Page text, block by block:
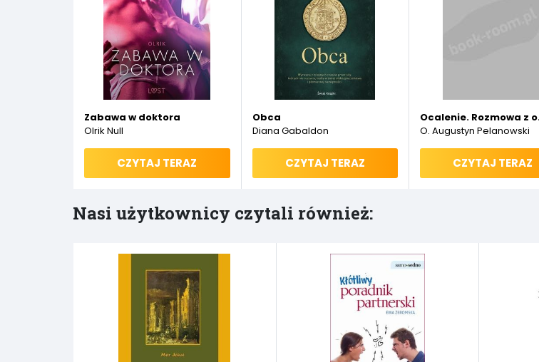
Zabawa w doktora
Olrik Null
CZYTAJ TERAZ
Obca
Diana Gabaldon
CZYTAJ TERAZ
Ocalenie. Rozmowa z
O. Augustyn Pelanowski
CZYTAJ TERAZ
Nasi użytkownicy czytali również: